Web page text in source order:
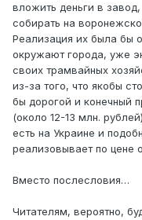
вложить деньги в
собирать на
Реализация их была бы
окружают города, уже
своих трамвайных
из-за того, что якобы
бы дорогой и конечный
(около 12-13 млн.
есть на Украине и
реализовывает по цене
Вместо послесловия…
Читателям, вероятно,